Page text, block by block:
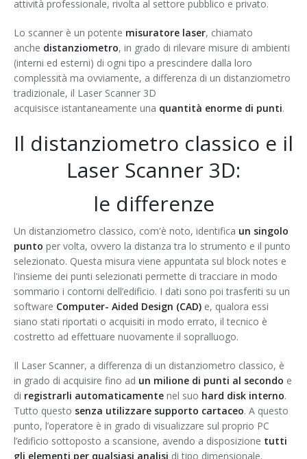
attività professionale, rivolta al settore pubblico e privato.
Lo scanner è un potente misuratore laser, chiamato
anche distanziometro, in grado di rilevare misure di ambienti
(interni ed esterni) di ogni tipo a prescindere dalla loro
complessità ma ovviamente, a differenza di un distanziometro
tradizionale, il Laser Scanner 3D
acquisisce istantaneamente una quantità enorme di punti.
Il distanziometro classico e il
Laser Scanner 3D:
le differenze
Un distanziometro classico, com'è noto, identifica un singolo
punto per volta, ovvero la distanza tra lo strumento e il punto
selezionato. Questa misura viene appuntata sul block notes e
l'insieme dei punti selezionati permette di tracciare in modo
sommario i contorni dell’edificio. I dati sono poi trasferiti su un
software Computer- Aided Design (CAD) e, qualora essi
siano stati riportati o acquisiti in modo errato, il tecnico è
costretto ad effettuare nuovamente il sopralluogo.
Il Laser Scanner, a differenza di un distanziometro classico, è
in grado di acquisire fino ad un milione di punti al secondo e
di registrarli automaticamente nel suo hard disk interno.
Tutto questo senza utilizzare supporto cartaceo. A questo
punto, l’operatore è in grado di visualizzare sul proprio PC
l’edificio sottoposto a scansione, avendo a disposizione tutti
gli elementi per qualsiasi analisi di tipo dimensionale.